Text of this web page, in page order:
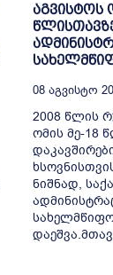
აგვისტოს
08 Აგვისტო
2008 წლის
ომის მე-18
ნიშნად,